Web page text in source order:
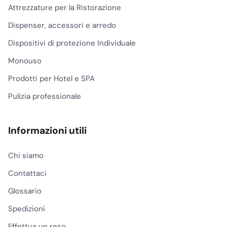
all’aperto, meglio
verificare spessore,
carta.
L’airlaid, spesso usato
nei tovaglioli
alta, offre mano più
simile al tessuto. Il Tork
tovagliolo portaposate
pezzi, disponibile in vari
colori, è pensato per
colazione, eventi e
ristoranti dove il
Attrezzature per la Ristorazione
Dispenser, accessori e arredo
Dispositivi di protezione Individuale
Monouso
Prodotti per Hotel e SPA
Pulizia professionale
Informazioni utili
Chi siamo
Contattaci
Glossario
Spedizioni